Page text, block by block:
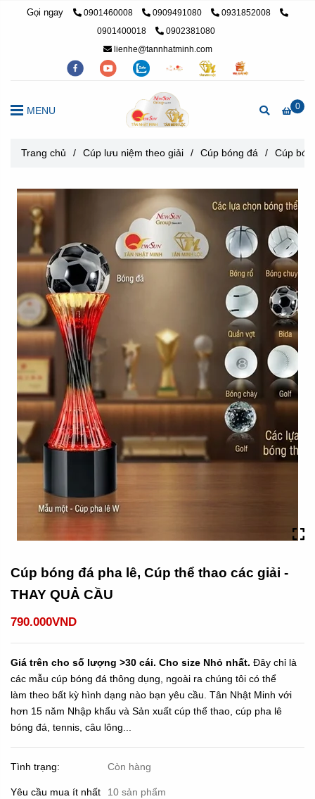
Gọi ngay 0901460008 0909491080
0931852008
0901400018
0902381080
lienhe@tannhatminh.com
0
MENU
Trang chủ / Cúp lưu niệm theo giải / Cúp bóng đá / Cúp
Cúp bóng đá pha lê, Cúp thể thao các giải -
THAY QUẢ CẦU
790.000VND
Giá trên cho số lượng >30 cái. Cho size Nhỏ nhất. Đây chỉ là
các mẫu cúp bóng đá thông dụng, ngoài ra chúng tôi có thể
làm theo bất kỳ hình dạng nào bạn yêu cầu. Tân Nhật Minh với
hơn 15 năm Nhập khẩu và Sản xuất cúp thể thao, cúp pha lê
bóng đá, tennis, câu lông...
Tình trạng: Còn hàng
Yêu cầu mua ít nhất 10 sản phẩm